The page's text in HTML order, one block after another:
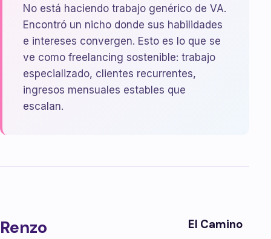
No está haciendo trabajo genérico de VA.
Encontró un nicho donde sus habilidades
e intereses convergen. Esto es lo que se
ve como freelancing sostenible: trabajo
especializado, clientes recurrentes,
ingresos mensuales estables que
escalan.
Renzo El Camino